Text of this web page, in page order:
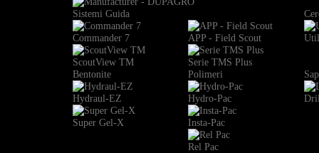
Sistemi Guida
Commander 7 APP - Field Scout
ScoutView TM Serie TMS Plus
Bentonite
Hydraul-EZ
Super Gel-X
Polimeri
Hydro-Pac
Insta-Pac
Rel Pac